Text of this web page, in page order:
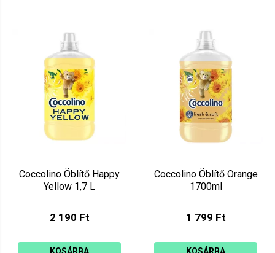
Coccolino Öblítő Happy
Yellow 1,7 L
2 190 Ft
KOSÁRBA
Coccolino Öblítő Orange
1700ml
1 799 Ft
KOSÁRBA